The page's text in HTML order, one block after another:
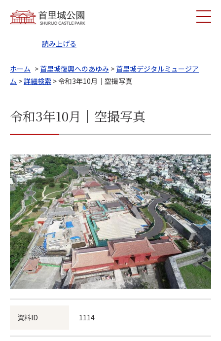
読み上げる
ホーム > 首里城復興へのあゆみ > 首里城デジタルミュージア
ム >詳細検索 > 令和3年10月｜空撮写真
令和3年10月｜空撮写真
資料ID 1114